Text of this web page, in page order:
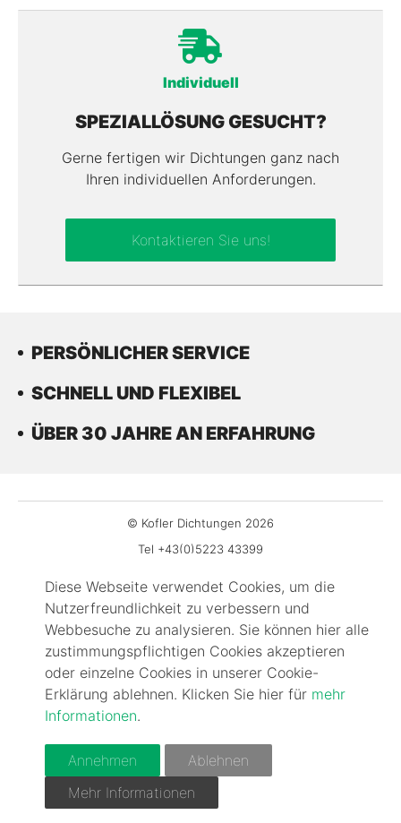
Diese Webseite verwendet Cookies, um die
Nutzerfreundlichkeit zu verbessern und
Webbesuche zu analysieren. Sie können hier alle
zustimmungspflichtigen Cookies akzeptieren
oder einzelne Cookies in unserer Cookie-
Erklärung ablehnen. Klicken Sie hier für mehr
Informationen.
Annehmen
Ablehnen
Mehr Informationen
Individuell
SPEZIALLÖSUNG GESUCHT?
Gerne fertigen wir Dichtungen ganz nach
Ihren individuellen Anforderungen.
Kontaktieren Sie uns!
PERSÖNLICHER SERVICE
SCHNELL UND FLEXIBEL
ÜBER 30 JAHRE AN ERFAHRUNG
© Kofler Dichtungen 2026
Tel +43(0)5223 43399
office@kofler-dichtungen.at
Gewerbepark 3
6068 Mils
Impressum
Kontakt
AGBs
Cookie-Information
Datenschutz